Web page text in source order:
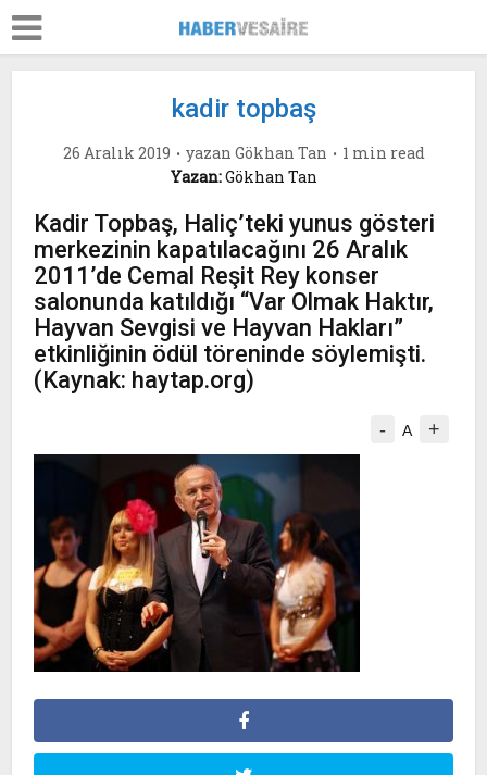
kadir topbaş
26 Aralık 2019 yazan Gökhan Tan
1 min read
Yazan:Gökhan Tan
Kadir Topbaş, Haliç’teki yunus gösteri
merkezinin kapatılacağını 26 Aralık
2011’de Cemal Reşit Rey konser
salonunda katıldığı “Var Olmak Haktır,
Hayvan Sevgisi ve Hayvan Hakları”
etkinliğinin ödül töreninde söylemişti.
(Kaynak: haytap.org)
- A +